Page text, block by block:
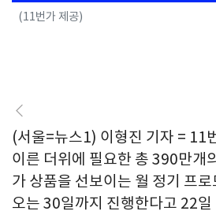
(11번가 제공)
(서울=뉴스1) 이형진 기자 = 11
이른 더위에 필요한 총 390만개
가 상품을 선보이는 월 정기 프
오는 30일까지 진행한다고 22일